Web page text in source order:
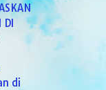
DI
di